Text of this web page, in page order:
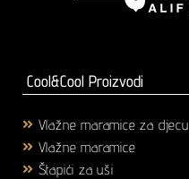
Cool&Cool Proizvodi
Vlažne maramice za djecu
Vlažne maramice
Štapići za uši